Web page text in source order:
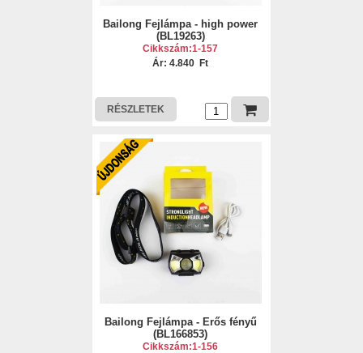
Bailong Fejlámpa - high power
(BL19263)
Cikkszám:1-157
Ár: 4.840 Ft
RÉSZLETEK
Bailong Fejlámpa - Erős fényű
(BL166853)
Cikkszám:1-156